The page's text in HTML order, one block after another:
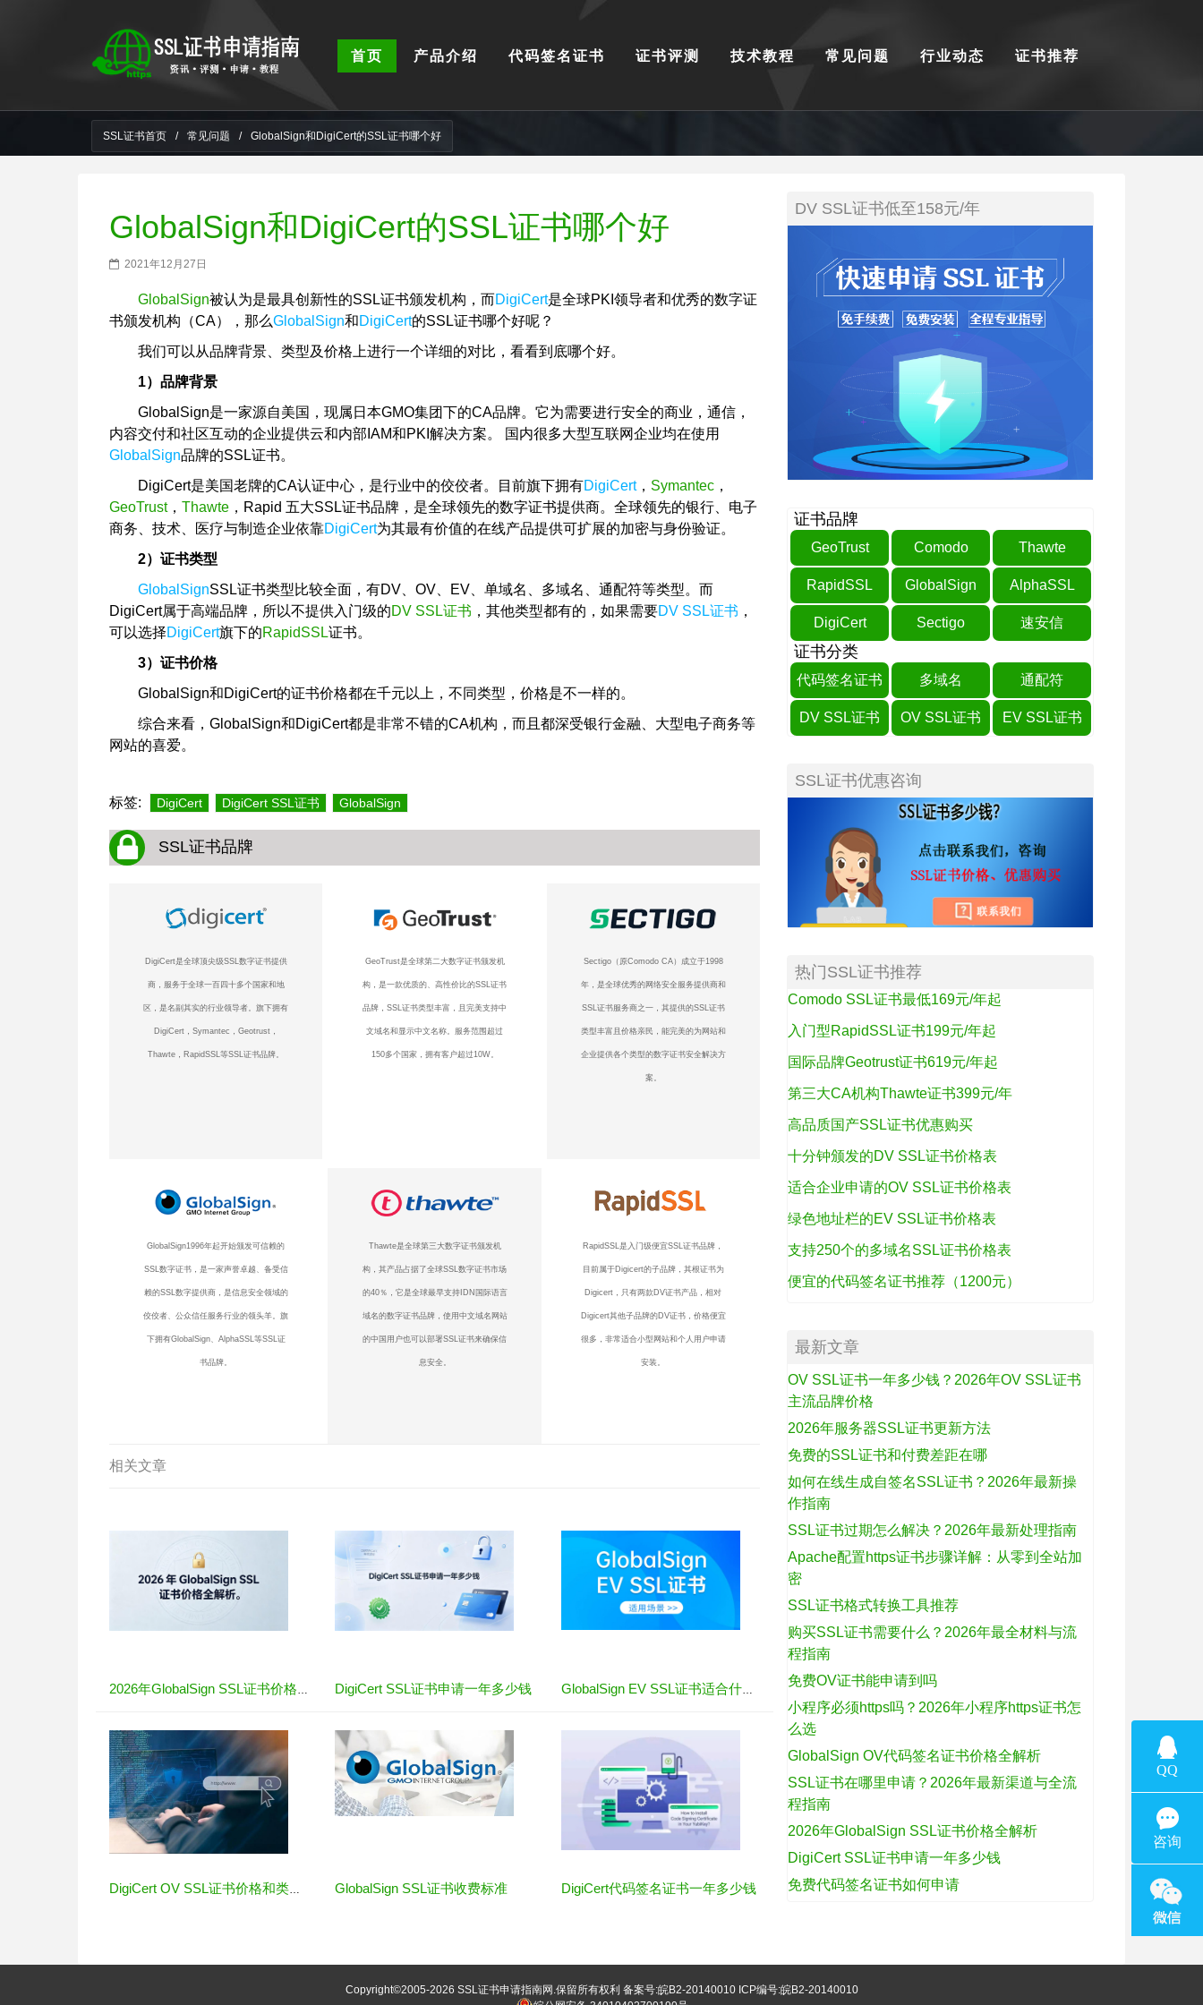
首页 产品介绍 代码签名证书 证书评测 技术教程 常见问题 行业动态 证书推荐
SSL证书首页 / 常见问题 / GlobalSign和DigiCert的SSL证书哪个好
GlobalSign和DigiCert的SSL证书哪个好
2021年12月27日
GlobalSign被认为是最具创新性的SSL证书颁发机构，而DigiCert是全球PKI领导者和优秀的数字证
书颁发机构（CA），那么GlobalSign和DigiCert的SSL证书哪个好呢？
我们可以从品牌背景、类型及价格上进行一个详细的对比，看看到底哪个好。
1）品牌背景
GlobalSign是一家源自美国，现属日本GMO集团下的CA品牌。它为需要进行安全的商业，通信，
内容交付和社区互动的企业提供云和内部IAM和PKI解决方案。 国内很多大型互联网企业均在使用
GlobalSign品牌的SSL证书。
DigiCert是美国老牌的CA认证中心，是行业中的佼佼者。目前旗下拥有DigiCert， Symantec ，
GeoTrust， Thawte ，Rapid 五大SSL证书品牌，是全球领先的数字证书提供商。全球领先的银行、电子
商务、技术、医疗与制造企业依靠DigiCert为其最有价值的在线产品提供可扩展的加密与身份验证。
2）证书类型
GlobalSignSSL证书类型比较全面，有DV、OV、EV、单域名、多域名、通配符等类型。而
DigiCert属于高端品牌，所以不提供入门级的DV SSL证书 ，其他类型都有的，如果需要DV SSL证书 ，
可以选择DigiCert旗下的RapidSSL证书。
3）证书价格
GlobalSign和DigiCert的证书价格都在千元以上，不同类型，价格是不一样的。
综合来看，GlobalSign和DigiCert都是非常不错的CA机构，而且都深受银行金融、大型电子商务等
网站的喜爱。
标签: DigiCert DigiCert SSL证书 GlobalSign
SSL证书品牌
DigiCert是全球顶尖级SSL数字证书提供
商，服务于全球一百四十多个国家和地
区，是名副其实的行业领导者。旗下拥有
DigiCert，Symantec，Geotrust，
Thawte，RapidSSL等SSL证书品牌。
GeoTrust是全球第二大数字证书颁发机
构，是一款优质的、高性价比的SSL证书
品牌，SSL证书类型丰富，且完美支持中
文域名和显示中文名称。服务范围超过
150多个国家，拥有客户超过10W。
Sectigo（原Comodo CA）成立于1998
年，是全球优秀的网络安全服务提供商和
SSL证书服务商之一，其提供的SSL证书
类型丰富且价格亲民，能完美的为网站和
企业提供各个类型的数字证书安全解决方
案。
GlobalSign1996年起开始颁发可信赖的
SSL数字证书，是一家声誉卓越、备受信
赖的SSL数字提供商，是信息安全领域的
佼佼者、公众信任服务行业的领头羊。旗
下拥有GlobalSign、AlphaSSL等SSL证
书品牌。
Thawte是全球第三大数字证书颁发机
构，其产品占据了全球SSL数字证书市场
的40％，它是全球最早支持IDN国际语言
域名的数字证书品牌，使用中文域名网站
的中国用户也可以部署SSL证书来确保信
息安全。
RapidSSL是入门级便宜SSL证书品牌，
目前属于Digicert的子品牌，其根证书为
Digicert，只有两款DV证书产品，相对
Digicert其他子品牌的DV证书，价格便宜
很多，非常适合小型网站和个人用户申请
安装。
相关文章
DigiCert SSL证书申请一年多少钱 GlobalSign EV SSL证书适合什么网站
GlobalSign SSL证书收费标准 DigiCert代码签名证书一年多少钱
DV SSL证书低至158元/年
证书品牌
GeoTrust Comodo Thawte
RapidSSL GlobalSign AlphaSSL
DigiCert Sectigo 速安信
证书分类
代码签名证书 多域名 通配符
DV SSL证书 OV SSL证书 EV SSL证书
SSL证书优惠咨询
热门SSL证书推荐
Comodo SSL证书最低169元/年起
入门型RapidSSL证书199元/年起
国际品牌Geotrust证书619元/年起
第三大CA机构Thawte证书399元/年
高品质国产SSL证书优惠购买
十分钟颁发的DV SSL证书价格表
适合企业申请的OV SSL证书价格表
绿色地址栏的EV SSL证书价格表
支持250个的多域名SSL证书价格表
便宜的代码签名证书推荐（1200元）
最新文章
OV SSL证书一年多少钱？2026年OV SSL证书
主流品牌价格
2026年服务器SSL证书更新方法
免费的SSL证书和付费差距在哪
如何在线生成自签名SSL证书？2026年最新操
作指南
SSL证书过期怎么解决？2026年最新处理指南
Apache配置https证书步骤详解：从零到全站加
密
SSL证书格式转换工具推荐
购买SSL证书需要什么？2026年最全材料与流
程指南
免费OV证书能申请到吗
小程序必须https吗？2026年小程序https证书怎
么选
GlobalSign OV代码签名证书价格全解析
SSL证书在哪里申请？2026年最新渠道与全流
程指南
2026年GlobalSign SSL证书价格全解析
DigiCert SSL证书申请一年多少钱
免费代码签名证书如何申请
Copyright©2005-2026 SSL证书申请指南网 .保留所有权利 备案号:皖B2-20140010ICP编号:皖B2-20140010